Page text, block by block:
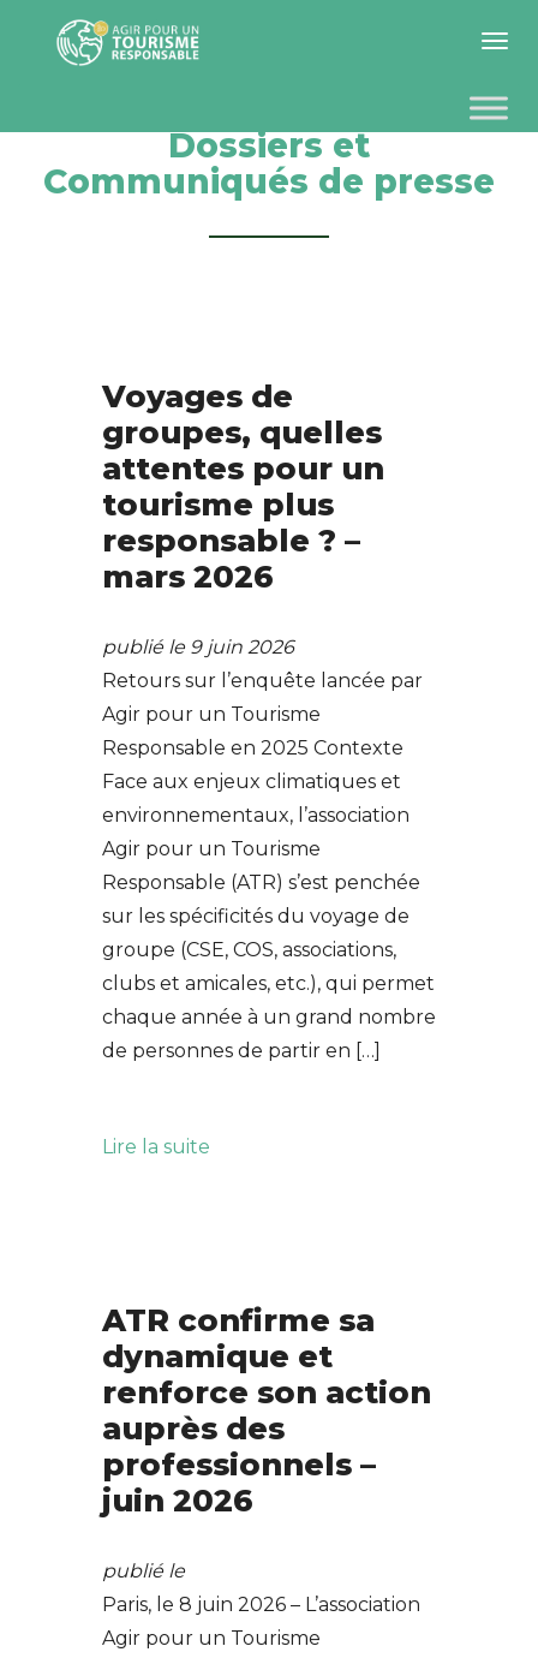
Toggle
Dossiers et
Communiqués de presse
Voyages de
groupes, quelles
attentes pour un
tourisme plus
responsable ? –
mars 2026
publié le 9 juin 2026
Retours sur l’enquête lancée par
Agir pour un Tourisme
Responsable en 2025 Contexte
Face aux enjeux climatiques et
environnementaux, l’association
Agir pour un Tourisme
Responsable (ATR) s’est penchée
sur les spécificités du voyage de
groupe (CSE, COS, associations,
clubs et amicales, etc.), qui permet
chaque année à un grand nombre
de personnes de partir en […]
Lire la suite
ATR confirme sa
dynamique et
renforce son action
auprès des
professionnels –
juin 2026
publié le
Paris, le 8 juin 2026 – L’association
Agir pour un Tourisme